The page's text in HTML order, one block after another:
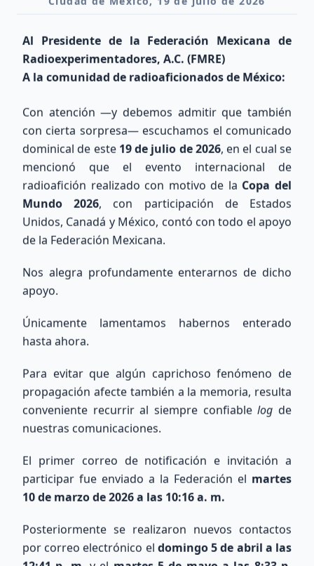
17m-15m
18.068 - 21.45 MHz
Noche POBRE
12m-10m
24.89 - 29.7 MHz
Día POBRE
Noche
Explora nuestra Área Técnica y Calculadora de Antenas
Búsqueda Internacional
QRZ
Consulta información de indicativos de todo el
Al Presidente de la Federación Mexicana de
Radioexperimentadores, A.C. (FMRE)
A la comunidad de radioaficionados de México:
Con atención —y debemos admitir que también
con cierta sorpresa— escuchamos el comunicado
dominical de este 19 de julio de 2026, en el cual se
mencionó que el evento internacional de
radioafición realizado con motivo de la Copa del
Mundo 2026, con participación de Estados
Unidos, Canadá y México, contó con todo el apoyo
de la Federación Mexicana.
Nos alegra profundamente enterarnos de dicho
apoyo.
Únicamente lamentamos habernos enterado
hasta ahora.
Para evitar que algún caprichoso fenómeno de
propagación afecte también a la memoria, resulta
conveniente recurrir al siempre confiablelog de
nuestras comunicaciones.
El primer correo de notificación e invitación a
participar fue enviado a la Federación el martes
10 de marzo de 2026 a las 10:16 a. m.
Posteriormente se realizaron nuevos contactos
por correo electrónico el domingo 5 de abril a las